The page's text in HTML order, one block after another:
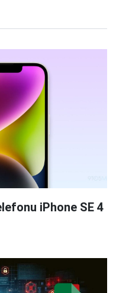
iPhone SE 4